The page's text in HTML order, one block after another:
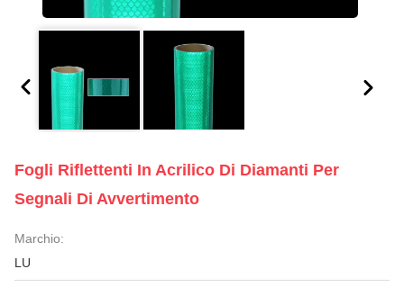
Fogli Riflettenti In Acrilico Di Diamanti Per
Segnali Di Avvertimento
Marchio:
LU